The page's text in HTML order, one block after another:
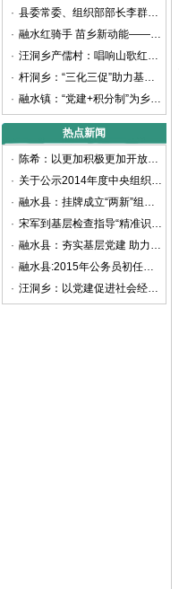
·
县委常委、组织部部长李群生深入大浪镇、白云乡考察调研
·
融水红骑手 苗乡新动能——融水首家新业态新就业群体党支部揭牌成立
·
汪洞乡产儒村：唱响山歌红色旋律 谱写乡村振兴之曲
·
杆洞乡：“三化三促”助力基层党建提质增效
·
融水镇：“党建+积分制”为乡村治理赋能增效
热点新闻
·
陈希：以更加积极更加开放更加有效的人才政策 聚天下英才而用之
·
关于公示2014年度中央组织部代中央管理党费收支情况的通知
·
融水县：挂牌成立“两新”组织党工委
·
宋军到基层检查指导“精准识别”工作
·
融水县：夯实基层党建 助力精准扶贫
·
融水县:2015年公务员初任培训班开班
·
汪洞乡：以党建促进社会经济快速发展